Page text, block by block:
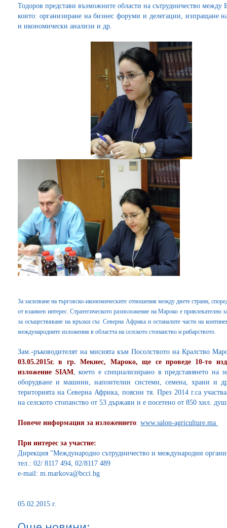
Тодоров представи възможните области на сътрудничество
които: организиране на бизнес форуми и делегации, изпращане
и икономически анализи и др.
За засилване на търговско-икономическите отношения между двете страни,
от взаимен интерес. Стратегическото разположение на Мароко е привлекателно
за осъществяване на връзки със Северна Африка и останалите части на
международните изложения в областта на селското стопанство и рибарството.
Зам.-ръководителят на мисията към Посолството на Кралство
03.05.2015г. в гр. Мекнес, Мароко, ще се проведе 10-то
изложение SIAM, което е специализирано в представянето на
оборудване и машини, напоителни системи, семена, храни и
територията на Северна Африка, поясни тя. През 2014 г.са
на селското стопанство от 53 държави и е посетено от 850 хил.
Повече информация за изложението: www.salon-agriculture.ma
При интерес за участие:
Дирекция "Международно сътрудничество и международни
тел.: 02/ 8117 494, 02/8117 489
e-mail: m.markova@bcci.bg
05.02.2015 г.